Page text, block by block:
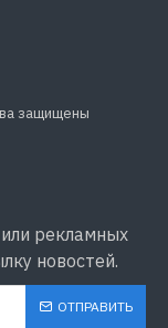
защищены
рекламных
новостей.
ОТПРАВИТЬ